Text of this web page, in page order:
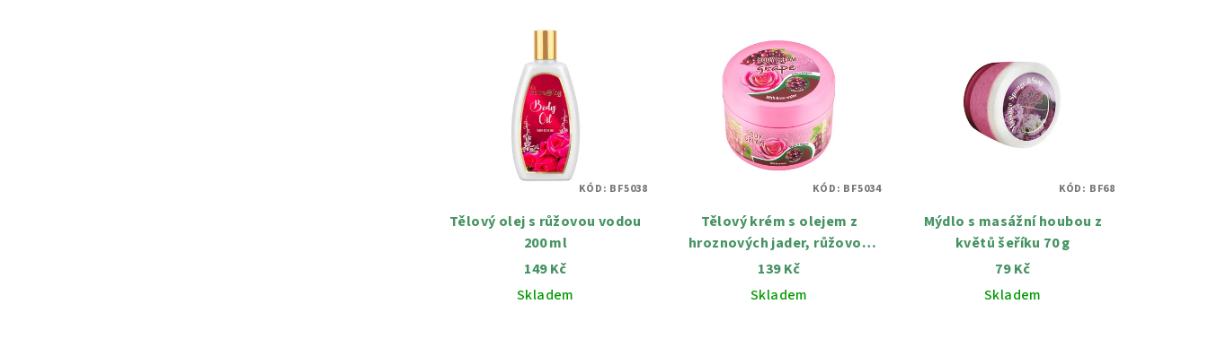
Tělový olej s růžovou vodou
200 ml
149 Kč
Skladem
KÓD: BF5038
Tělový krém s olejem z
hroznových jader, růžovou
vodou a jojobovým olejem
250 ml
139 Kč
Skladem
KÓD: BF5034
Mýdlo s masážní houbou z
květů šeříku 70 g
79 Kč
Skladem
KÓD: BF68